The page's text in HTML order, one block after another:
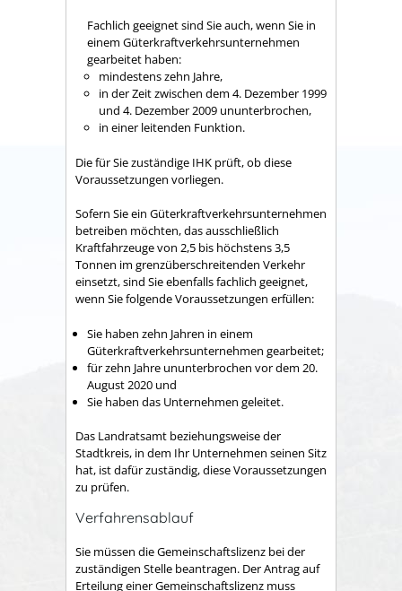
Fachlich geeignet sind Sie auch, wenn Sie in
einem Güterkraftverkehrsunternehmen
gearbeitet haben:
mindestens zehn Jahre,
in der Zeit zwischen dem 4. Dezember 1999
und 4. Dezember 2009 ununterbrochen,
in einer leitenden Funktion.
Die für Sie zuständige IHK prüft, ob diese
Voraussetzungen vorliegen.
Sofern Sie ein Güterkraftverkehrsunternehmen
betreiben möchten, das ausschließlich
Kraftfahrzeuge von 2,5 bis höchstens 3,5
Tonnen im grenzüberschreitenden Verkehr
einsetzt, sind Sie ebenfalls fachlich geeignet,
wenn Sie folgende Voraussetzungen erfüllen:
Sie haben zehn Jahren in einem
Güterkraftverkehrsunternehmen gearbeitet;
für zehn Jahre ununterbrochen vor dem 20.
August 2020 und
Sie haben das Unternehmen geleitet.
Das Landratsamt beziehungsweise der
Stadtkreis, in dem Ihr Unternehmen seinen Sitz
hat, ist dafür zuständig, diese Voraussetzungen
zu prüfen.
Verfahrensablauf
Sie müssen die Gemeinschaftslizenz bei der
zuständigen Stelle beantragen. Der Antrag auf
Erteilung einer Gemeinschaftslizenz muss